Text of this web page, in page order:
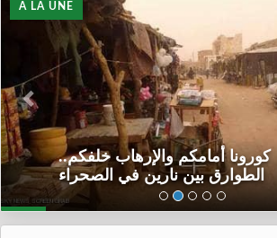
A LA UNE
كورونا أمامكم والإرهاب خلفكم..
الطوارق بين نارين في الصحراء